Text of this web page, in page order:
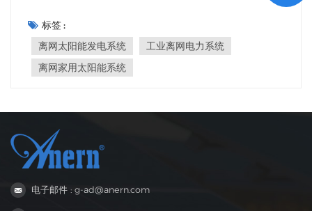
的工业区，还是发展中国家的社区，离网太阳能发电系统都
能提供能源独立性，使人们无需依赖传统电网基础设施即可
蓬勃发展。但是，这些系统究竟是如何确保在远离最近电线
杆的地区也能稳定供电的呢？ 离网太阳能系统在偏远地区的
作用离网太阳能发电系统的核心在于独立地发电、储能和配
集中式电网，而是利用太阳能电池板将阳光转化为电能，然
后存储在电池中以备后用。即使在阴天或夜晚等阳光不足的
情况下，这一过程也能确保可靠的电力供应。在这些偏远地
区， 离网家用太阳能系统 提供一种既可持续又经济实惠的
合那些电力供应不稳定或成本高昂的地区。随着时间的推
标签 :
离网太阳能发电系统
工业离网电力系统
离网家用太阳能系统
电子邮件 : g-ad@anern.com